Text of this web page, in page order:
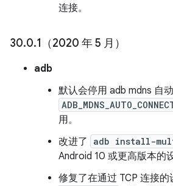
连接。
30.0.1（2020 年 5 月）
adb
默认会停用 adb mdns 自
用。
改进了
adb install-
Android 10 或更高版本的
修复了在通过 TCP 连接的